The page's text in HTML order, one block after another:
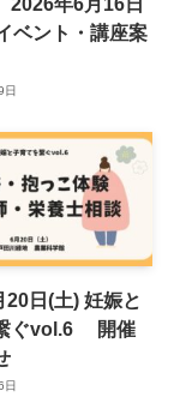
ベント・講座案
日
20日(土) 妊娠と
ぐvol.6 開催
日